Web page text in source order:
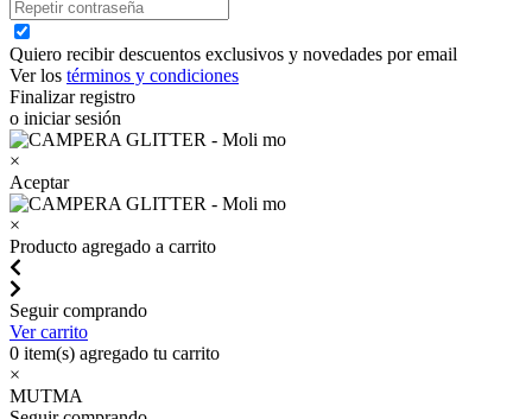
Quiero recibir descuentos exclusivos y novedades por email
Ver los términos y condiciones
Finalizar registro
o iniciar sesión
×
Aceptar
×
Producto agregado a carrito
Seguir comprando
Ver carrito
0 item(s) agregado tu carrito
×
MUTMA